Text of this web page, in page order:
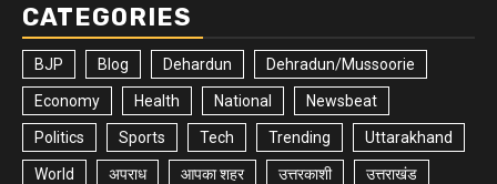
CATEGORIES
BJP Blog Dehardun Dehradun/Mussoorie
Economy Health National Newsbeat
Politics Sports Tech Trending Uttarakhand
World अपराध आपका शहर उत्तरकाशी उत्तराखंड